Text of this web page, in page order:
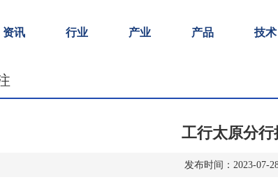
资讯 行业 产业 产品 技术
工行太原分
发布时间：2023-07-